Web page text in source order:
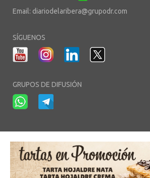
Email: diariodelaribera@grupodr.com
SÍGUENOS
GRUPOS DE DIFUSIÓN